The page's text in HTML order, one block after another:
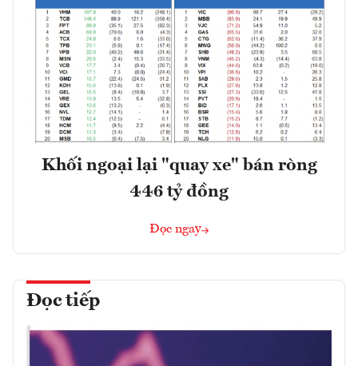
Khối ngoại lại "quay xe" bán ròng
446 tỷ đồng
Đọc ngay
Đọc tiếp